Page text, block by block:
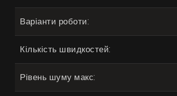
Варіанти роботи:
Кількість швидкостей:
Рівень шуму макс: